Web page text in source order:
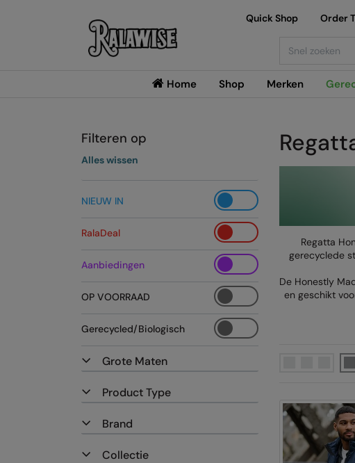
Home Shop Merken
Quick Shop Order
Regatta
gerecyclede
De Honestly
en geschikt
Filteren op
Alles wissen
NIEUW IN
RalaDeal
Aanbiedingen
OP VOORRAAD
Gerecycled/Biologisch
Grote Maten
Product Type
Brand
Collectie